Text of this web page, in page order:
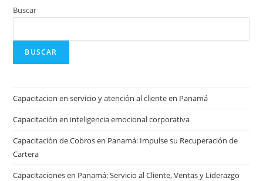
Buscar
BUSCAR
Capacitacion en servicio y atención al cliente en Panamá
Capacitación en inteligencia emocional corporativa
Capacitación de Cobros en Panamá: Impulse su Recuperación de
Cartera
Capacitaciones en Panamá: Servicio al Cliente, Ventas y Liderazgo